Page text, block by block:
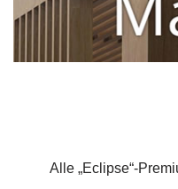
Alle „Eclipse“-